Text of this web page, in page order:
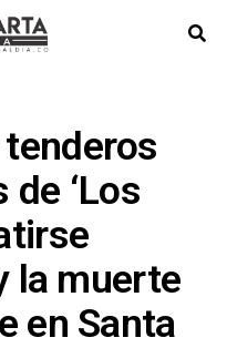
‘Los
la muerte
en Santa